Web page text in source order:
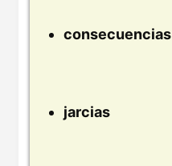
consecuencias
jarcias